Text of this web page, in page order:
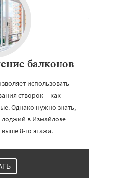
балконов
использовать
створок – как
Однако нужно знать,
лоджий в Измайлове
выше 8-го этажа.